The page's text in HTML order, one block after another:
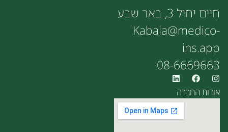
חיים יחיל 3, באר שבע
Kabala@medico-
ins.app
08-6669663
אודות החברה